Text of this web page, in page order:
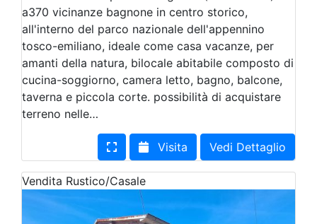
a370 vicinanze bagnone in centro storico,
all'interno del parco nazionale dell'appennino
tosco-emiliano, ideale come casa vacanze, per
amanti della natura, bilocale abitabile composto di
cucina-soggiorno, camera letto, bagno, balcone,
taverna e piccola corte. possibilità di acquistare
terreno nelle…
Visita Vedi Dettaglio
Vendita Rustico/Casale